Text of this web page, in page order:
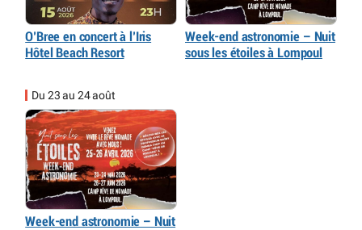
O’Bree en concert à l’Iris
Hôtel Beach Resort
Week-end astronomie – Nuit
sous les étoiles à Lompoul
Du 23 au 24 août
Week-end astronomie – Nuit